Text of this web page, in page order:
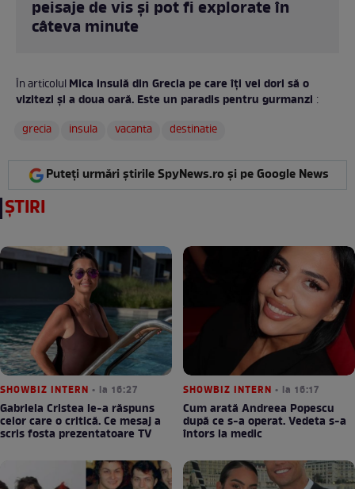
peisaje de vis și pot fi explorate în
câteva minute
În articolulMica insulă din Grecia pe care îți vei dori să o
vizitezi și a doua oară. Este un paradis pentru gurmanzi :
grecia
insula vacanta destinatie
Puteți urmări știrile SpyNews.ro și pe Google News
ȘTIRI
SHOWBIZ INTERN • la 16:27
Gabriela Cristea le-a răspuns
celor care o critică. Ce mesaj a
scris fosta prezentatoare TV
SHOWBIZ INTERN • la 16:17
Cum arată Andreea Popescu
după ce s-a operat. Vedeta s-a
întors la medic